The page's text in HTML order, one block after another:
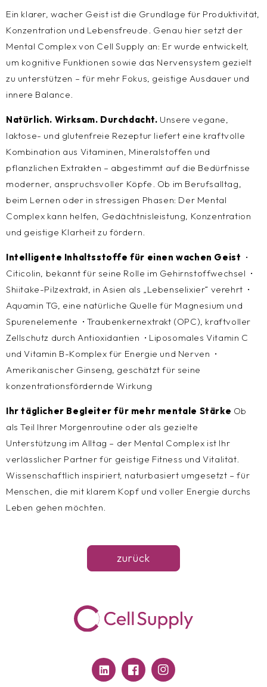
Ein klarer, wacher Geist ist die Grundlage für Produktivität,
Konzentration und Lebensfreude. Genau hier setzt der
Mental Complex von Cell Supply an: Er wurde entwickelt,
um kognitive Funktionen sowie das Nervensystem gezielt
zu unterstützen – für mehr Fokus, geistige Ausdauer und
innere Balance.
Natürlich. Wirksam. Durchdacht. Unsere vegane,
laktose- und glutenfreie Rezeptur liefert eine kraftvolle
Kombination aus Vitaminen, Mineralstoffen und
pflanzlichen Extrakten – abgestimmt auf die Bedürfnisse
moderner, anspruchsvoller Köpfe. Ob im Berufsalltag,
beim Lernen oder in stressigen Phasen: Der Mental
Complex kann helfen, Gedächtnisleistung, Konzentration
und geistige Klarheit zu fördern.
Intelligente Inhaltsstoffe für einen wachen Geist •
Citicolin, bekannt für seine Rolle im Gehirnstoffwechsel •
Shiitake-Pilzextrakt, in Asien als „Lebenselixier“ verehrt •
Aquamin TG, eine natürliche Quelle für Magnesium und
Spurenelemente • Traubenkernextrakt (OPC), kraftvoller
Zellschutz durch Antioxidantien • Liposomales Vitamin C
und Vitamin B-Komplex für Energie und Nerven •
Amerikanischer Ginseng, geschätzt für seine
konzentrationsfördernde Wirkung
Ihr täglicher Begleiter für mehr mentale Stärke Ob
als Teil Ihrer Morgenroutine oder als gezielte
Unterstützung im Alltag – der Mental Complex ist Ihr
verlässlicher Partner für geistige Fitness und Vitalität.
Wissenschaftlich inspiriert, naturbasiert umgesetzt – für
Menschen, die mit klarem Kopf und voller Energie durchs
Leben gehen möchten.
zurück
TranslationFacebookInstagram